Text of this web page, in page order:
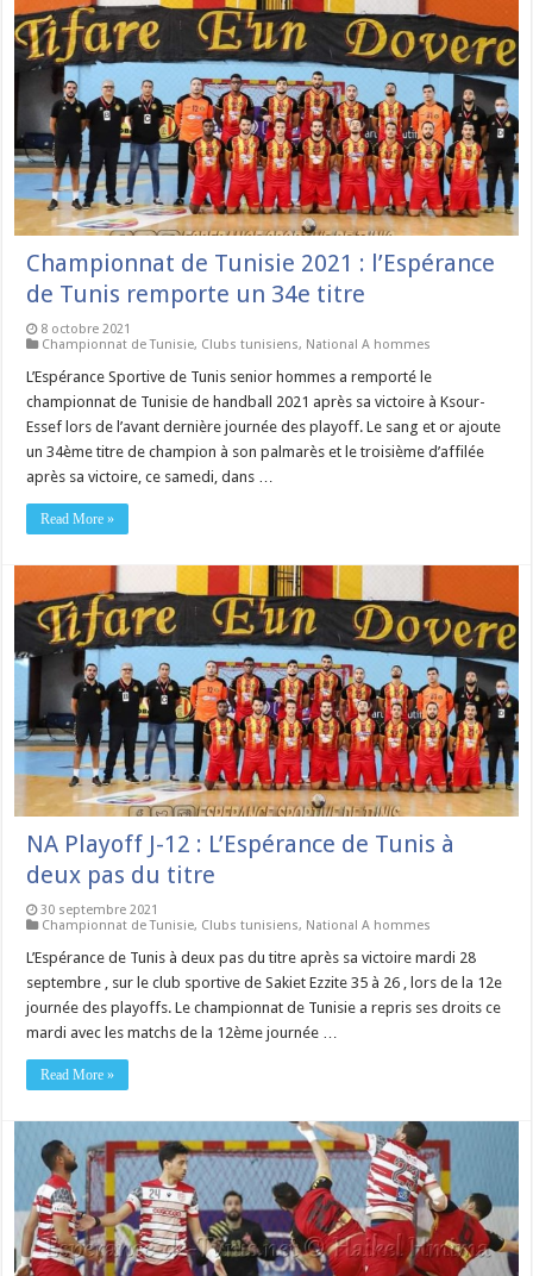
Championnat de Tunisie 2021 : l’Espérance
de Tunis remporte un 34e titre
8 octobre 2021
Championnat de Tunisie, Clubs tunisiens, National A hommes
L’Espérance Sportive de Tunis senior hommes a remporté le
championnat de Tunisie de handball 2021 après sa victoire à Ksour-
Essef lors de l’avant dernière journée des playoff. Le sang et or ajoute
un 34ème titre de champion à son palmarès et le troisième d’affilée
après sa victoire, ce samedi, dans …
Read More »
NA Playoff J-12 : L’Espérance de Tunis à
deux pas du titre
30 septembre 2021
Championnat de Tunisie, Clubs tunisiens, National A hommes
L’Espérance de Tunis à deux pas du titre après sa victoire mardi 28
septembre , sur le club sportive de Sakiet Ezzite 35 à 26 , lors de la 12e
journée des playoffs. Le championnat de Tunisie a repris ses droits ce
mardi avec les matchs de la 12ème journée …
Read More »